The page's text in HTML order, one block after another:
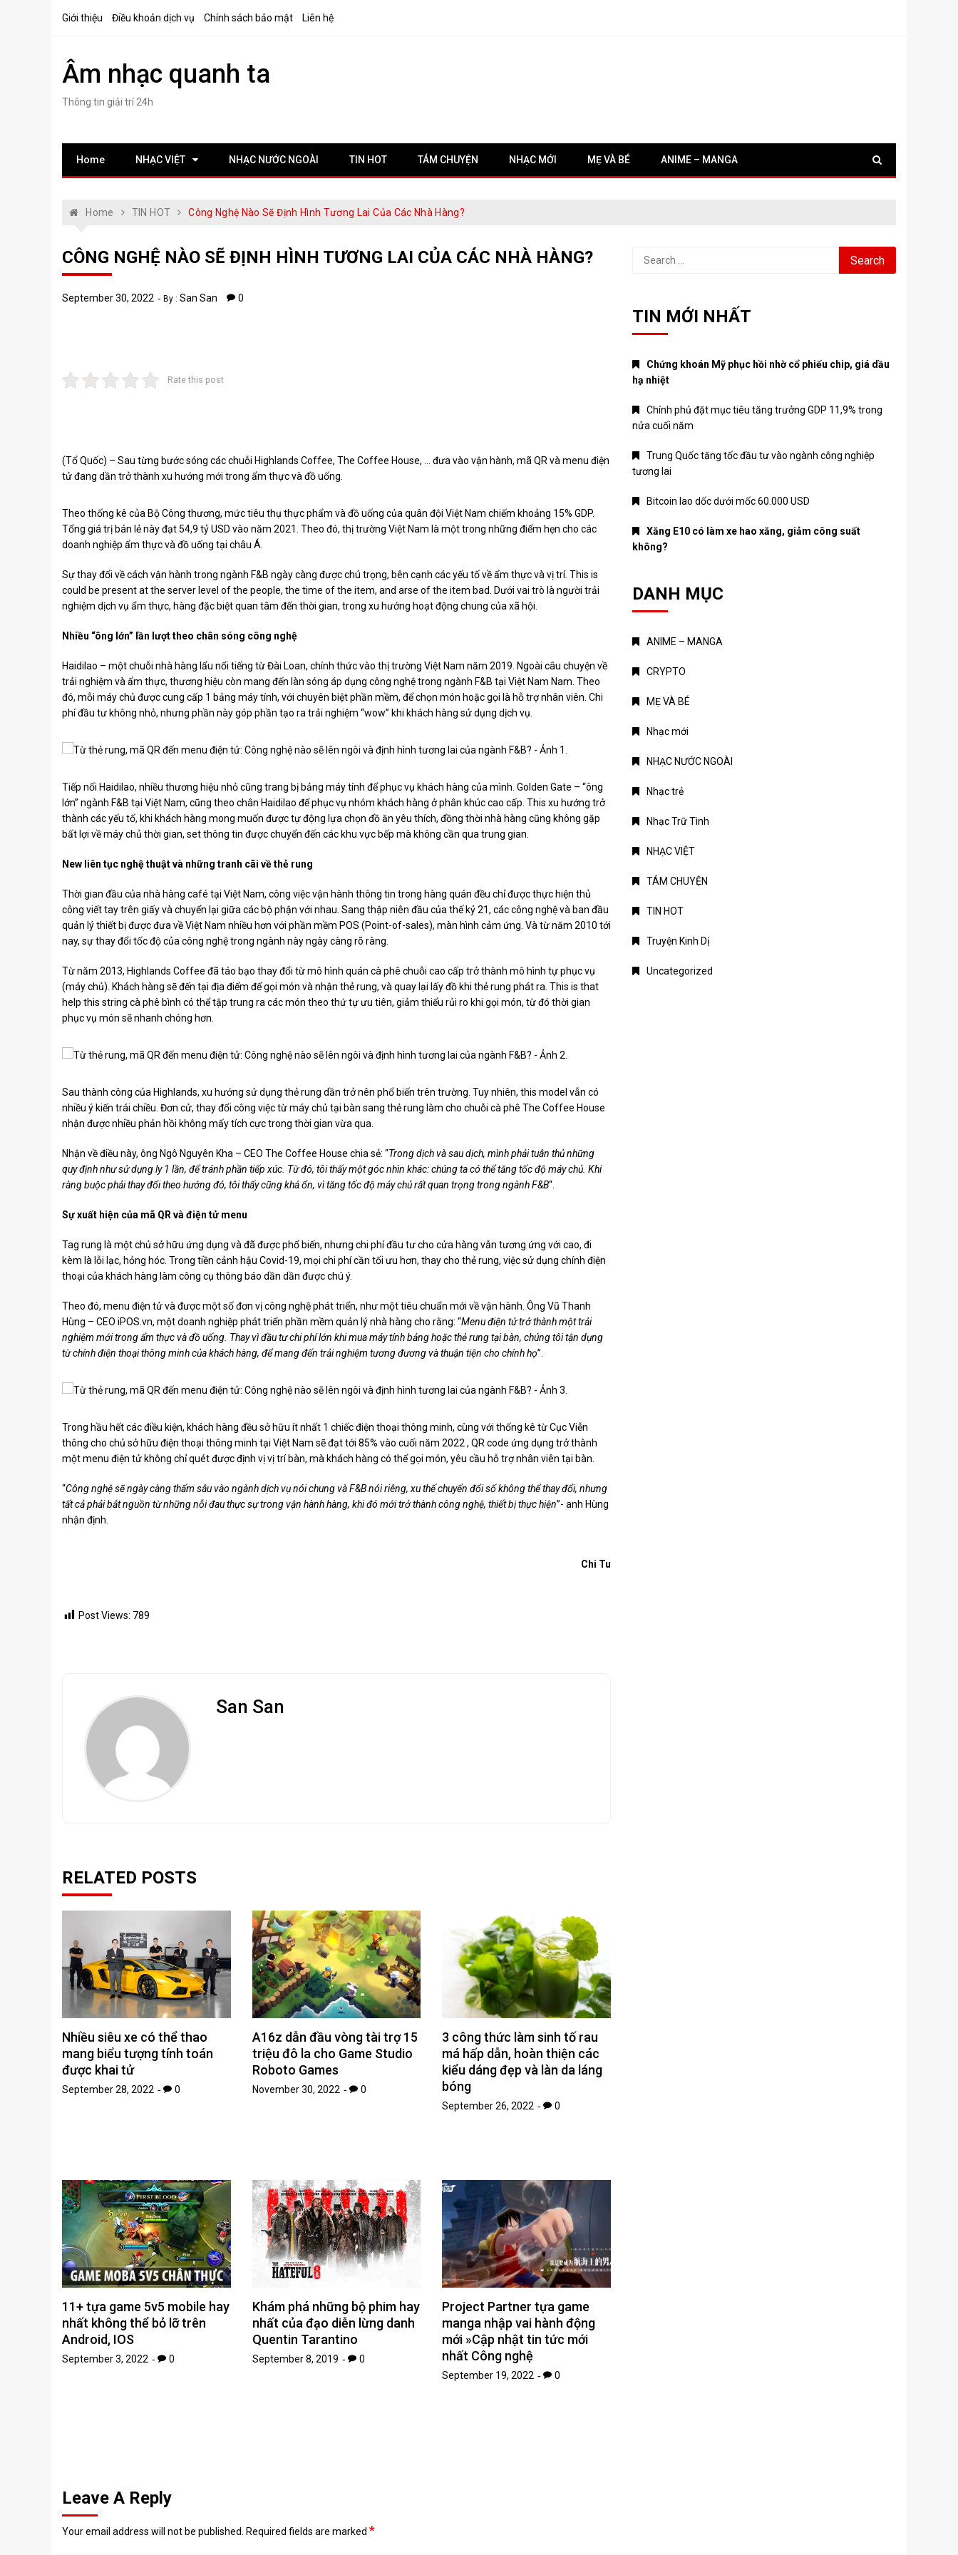
Giới thiệu Điều khoản dịch vụ Chính sách bảo mật Liên hệ
Âm nhạc quanh ta
Thông tin giải trí 24h
Home NHẠC VIỆT NHẠC NƯỚC NGOÀI TIN HOT TÁM CHUYỆN NHẠC MỚI MẸ VÀ BÉ ANIME – MANGA
Home TIN HOT Công Nghệ Nào Sẽ Định Hình Tương Lai Của Các Nhà Hàng?
CÔNG NGHỆ NÀO SẼ ĐỊNH HÌNH TƯƠNG LAI CỦA CÁC NHÀ HÀNG?
September 30, 2022 By : San San 0
Rate this post
(Tổ Quốc) – Sau từng bước sóng các chuỗi Highlands Coffee, The Coffee House, … đưa vào vận hành, mã QR và menu điện
tử đang dần trở thành xu hướng mới trong ẩm thực và đồ uống.
Theo thống kê của Bộ Công thương, mức tiêu thụ thực phẩm và đồ uống của quân đội Việt Nam chiếm khoảng 15% GDP.
Tổng giá trị bán lẻ này đạt 54,9 tỷ USD vào năm 2021. Theo đó, thị trường Việt Nam là một trong những điểm hẹn cho các
doanh nghiệp ẩm thực và đồ uống tại châu Á.
Sự thay đổi về cách vận hành trong ngành F&B ngày càng được chú trọng, bên cạnh các yếu tố về ẩm thực và vị trí. This is
could be present at the server level of the people, the time of the item, and arse of the item bad. Dưới vai trò là người trải
nghiệm dịch vụ ẩm thực, hàng đặc biệt quan tâm đến thời gian, trong xu hướng hoạt động chung của xã hội.
Nhiều “ông lớn” lần lượt theo chân sóng công nghệ
Haidilao – một chuỗi nhà hàng lẩu nổi tiếng từ Đài Loan, chính thức vào thị trường Việt Nam năm 2019. Ngoài câu chuyện về
trải nghiệm và ẩm thực, thương hiệu còn mang đến làn sóng áp dụng công nghệ trong ngành F&B tại Việt Nam Nam. Theo
đó, mỗi máy chủ được cung cấp 1 bảng máy tính, với chuyên biệt phần mềm, để chọn món hoặc gọi là hỗ trợ nhân viên. Chi
phí đầu tư không nhỏ, nhưng phần này góp phần tạo ra trải nghiệm “wow” khi khách hàng sử dụng dịch vụ.
Tiếp nối Haidilao, nhiều thương hiệu nhỏ cũng trang bị bảng máy tính để phục vụ khách hàng của mình. Golden Gate – “ông
lớn” ngành F&B tại Việt Nam, cũng theo chân Haidilao để phục vụ nhóm khách hàng ở phân khúc cao cấp. This xu hướng trở
thành các yếu tố, khi khách hàng mong muốn được tự động lựa chọn đồ ăn yêu thích, đồng thời nhà hàng cũng không gặp
bất lợi về máy chủ thời gian, set thông tin được chuyển đến các khu vực bếp mà không cần qua trung gian.
New liên tục nghệ thuật và những tranh cãi về thẻ rung
Thời gian đầu của nhà hàng café tại Việt Nam, công việc vận hành thông tin trong hàng quán đều chỉ được thực hiện thủ
công viết tay trên giấy và chuyển lại giữa các bộ phận với nhau. Sang thập niên đầu của thế kỷ 21, các công nghệ và ban đầu
quản lý thiết bị được đưa về Việt Nam nhiều hơn với phần mềm POS (Point-of-sales), màn hình cảm ứng. Và từ năm 2010 tới
nay, sự thay đổi tốc độ của công nghệ trong ngành này ngày càng rõ ràng.
Từ năm 2013, Highlands Coffee đã táo bạo thay đổi từ mô hình quán cà phê chuỗi cao cấp trở thành mô hình tự phục vụ
(máy chủ). Khách hàng sẽ đến tại địa điểm để gọi món và nhận thẻ rung, và quay lại lấy đồ khi thẻ rung phát ra. This is that
help this string cà phê bình có thể tập trung ra các món theo thứ tự ưu tiên, giảm thiểu rủi ro khi gọi món, từ đó thời gian
phục vụ món sẽ nhanh chóng hơn.
Sau thành công của Highlands, xu hướng sử dụng thẻ rung dần trở nên phổ biến trên trường. Tuy nhiên, this model vẫn có
nhiều ý kiến ​​trái chiều. Đơn cử, thay đổi công việc từ máy chủ tại bàn sang thẻ rung làm cho chuỗi cà phê The Coffee House
nhận được nhiều phản hồi không mấy tích cực trong thời gian vừa qua.
Nhận về điều này, ông Ngô Nguyên Kha – CEO The Coffee House chia sẻ: “Trong dịch và sau dịch, mình phải tuân thủ những
quy định như sử dụng ly 1 lần, để tránh phần tiếp xúc. Từ đó, tôi thấy một góc nhìn khác: chúng ta có thể tăng tốc độ máy chủ. Khi
ràng buộc phải thay đổi theo hướng đó, tôi thấy cũng khá ổn, vì tăng tốc độ máy chủ rất quan trọng trong ngành F&B“.
Sự xuất hiện của mã QR và điện tử menu
Tag rung là một chủ sở hữu ứng dụng và đã được phổ biến, nhưng chi phí đầu tư cho cửa hàng vẫn tương ứng với cao, đi
kèm là lỗi lạc, hỏng hóc. Trong tiền cảnh hậu Covid-19, mọi chi phí cần tối ưu hơn, thay cho thẻ rung, việc sử dụng chính điện
thoại của khách hàng làm công cụ thông báo dần dần được chú ý.
Theo đó, menu điện tử và được một số đơn vị công nghệ phát triển, như một tiêu chuẩn mới về vận hành. Ông Vũ Thanh
Hùng – CEO iPOS.vn, một doanh nghiệp phát triển phần mềm quản lý nhà hàng cho rằng: “Menu điện tử trở thành một trải
nghiệm mới trong ẩm thực và đồ uống. Thay vì đầu tư chi phí lớn khi mua máy tính bảng hoặc thẻ rung tại bàn, chúng tôi tận dụng
từ chính điện thoại thông minh của khách hàng, để mang đến trải nghiệm tương đương và thuận tiện cho chính họ”.
Trong hầu hết các điều kiện, khách hàng đều sở hữu ít nhất 1 chiếc điện thoại thông minh, cùng với thống kê từ Cục Viễn
thông cho chủ sở hữu điện thoại thông minh tại Việt Nam sẽ đạt tới 85% vào cuối năm 2022 , QR code ứng dụng trở thành
một menu điện tử không chỉ quét được định vị vị trí bàn, mà khách hàng có thể gọi món, yêu cầu hỗ trợ nhân viên tại bàn.
“Công nghệ sẽ ngày càng thấm sâu vào ngành dịch vụ nói chung và F&B nói riêng, xu thế chuyển đổi số không thể thay đổi, nhưng
tất cả phải bắt nguồn từ những nỗi đau thực sự trong vận hành hàng, khi đó mới trở thành công nghệ, thiết bị thực hiện”- anh Hùng
nhận định.
Chi Tu
Post Views: 789
San San
RELATED POSTS
Nhiều siêu xe có thể thao
mang biểu tượng tính toán
được khai tử
September 28, 2022 0
A16z dẫn đầu vòng tài trợ 15
triệu đô la cho Game Studio
Roboto Games
November 30, 2022 0
3 công thức làm sinh tố rau
má hấp dẫn, hoàn thiện các
kiểu dáng đẹp và làn da láng
bóng
September 26, 2022 0
11+ tựa game 5v5 mobile hay
nhất không thể bỏ lỡ trên
Android, IOS
September 3, 2022 0
Khám phá những bộ phim hay
nhất của đạo diễn lừng danh
Quentin Tarantino
September 8, 2019 0
Project Partner tựa game
manga nhập vai hành động
mới »Cập nhật tin tức mới
nhất Công nghệ
September 19, 2022 0
Leave A Reply
Your email address will not be published. Required fields are marked *
Search
TIN MỚI NHẤT
Chứng khoán Mỹ phục hồi nhờ cổ phiếu chip, giá dầu
hạ nhiệt
Chính phủ đặt mục tiêu tăng trưởng GDP 11,9% trong
nửa cuối năm
Trung Quốc tăng tốc đầu tư vào ngành công nghiệp
tương lai
Bitcoin lao dốc dưới mốc 60.000 USD
Xăng E10 có làm xe hao xăng, giảm công suất
không?
DANH MỤC
ANIME – MANGA
CRYPTO
MẸ VÀ BÉ
Nhạc mới
NHẠC NƯỚC NGOÀI
Nhạc trẻ
Nhạc Trữ Tình
NHẠC VIỆT
TÁM CHUYỆN
TIN HOT
Truyện Kinh Dị
Uncategorized